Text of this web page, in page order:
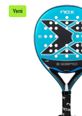
Yeni